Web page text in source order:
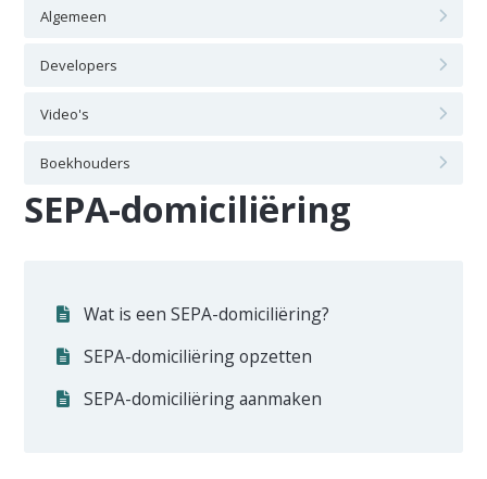
Algemeen
Developers
Video's
Boekhouders
SEPA-domiciliëring
Wat is een SEPA-domiciliëring?
SEPA-domiciliëring opzetten
SEPA-domiciliëring aanmaken